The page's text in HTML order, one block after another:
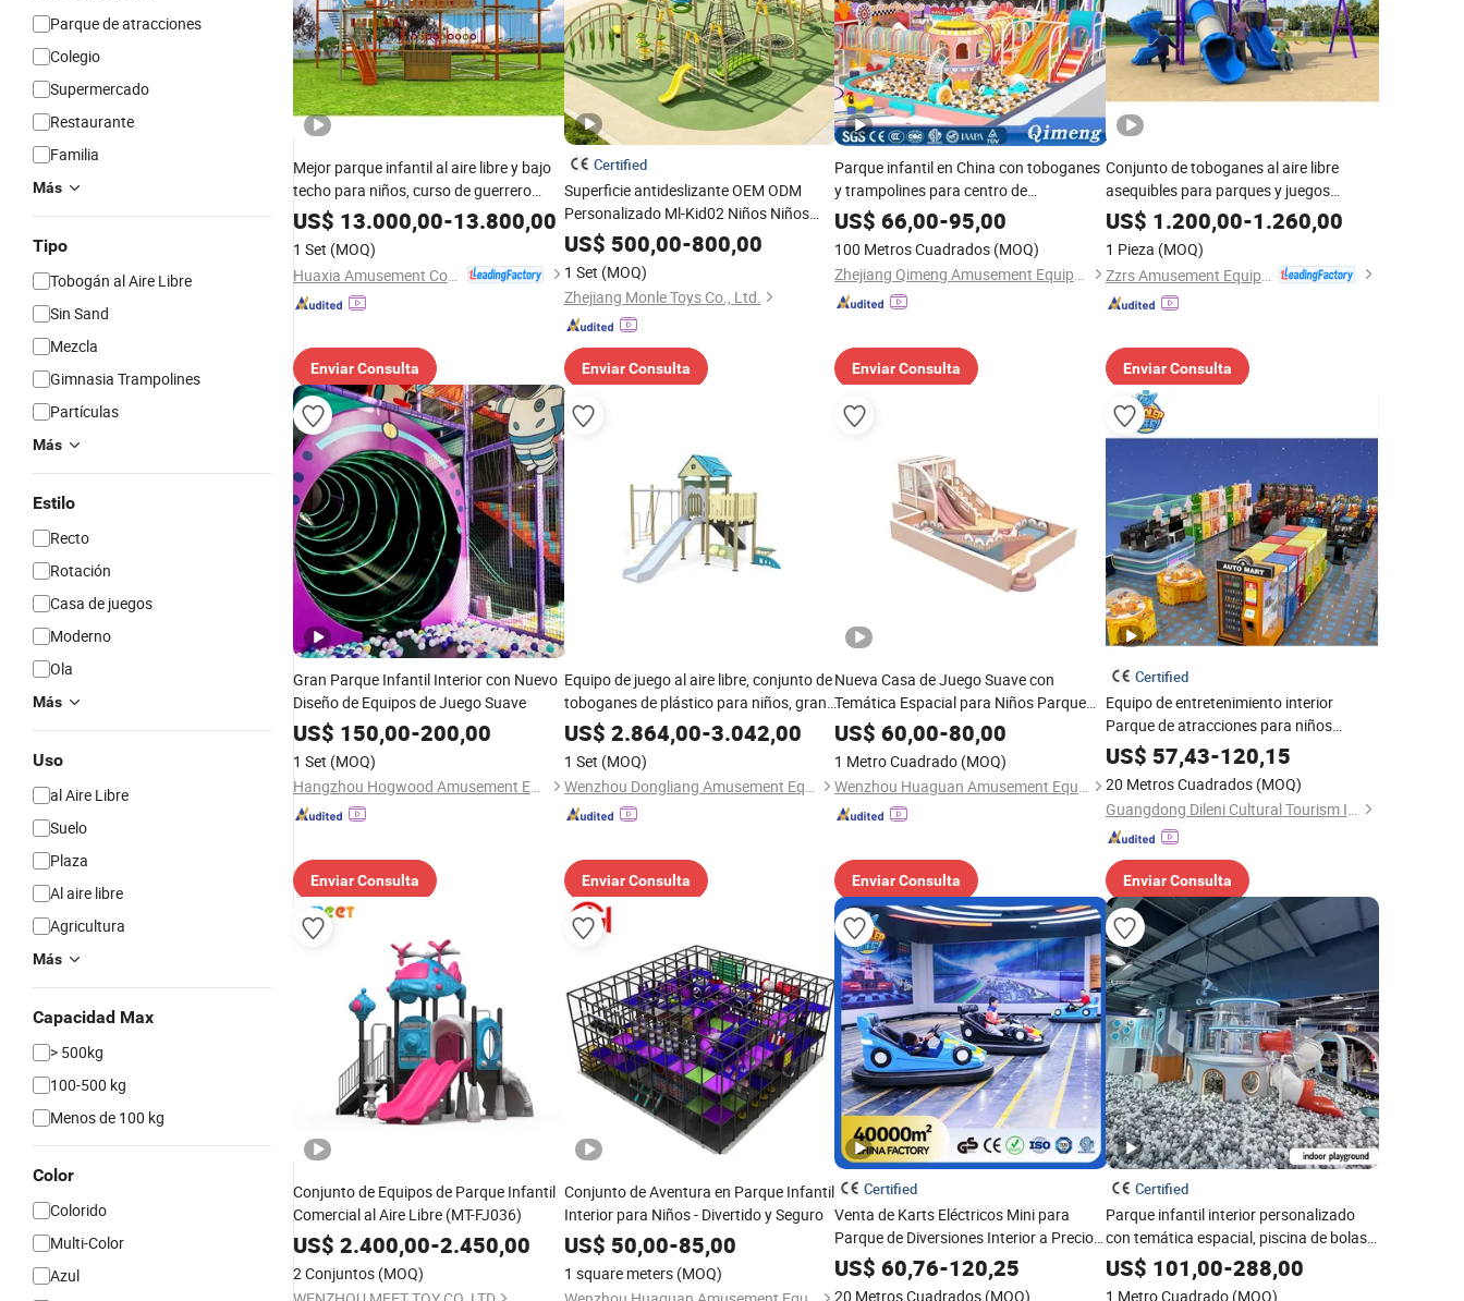
Parque de atracciones
Colegio
Supermercado
Restaurante
Familia
Más
Tipo
Tobogán al Aire Libre
Sin Sand
Mezcla
Gimnasia Trampolines
Partículas
Más
Estilo
Recto
Rotación
Casa de juegos
Moderno
Ola
Más
Uso
al Aire Libre
Suelo
Plaza
Al aire libre
Agricultura
Más
Capacidad Max
> 500kg
100-500 kg
Menos de 100 kg
Color
Colorido
Multi-Color
Azul
Mejor parque infantil al aire libre y bajo
techo para niños, curso de guerrero
ninja con cuerdas
US$ 13.000,00-13.800,00
1 Set (MOQ)
Enviar Consulta
Certified
Superficie antideslizante OEM ODM
Personalizado Ml-Kid02 Niños Niños
Plástico Exterior Niños HPL Equipo de
juego para niños
US$ 500,00-800,00
1 Set (MOQ)
Zhejiang Monle Toys Co., Ltd.
Enviar Consulta
Parque infantil en China con toboganes
y trampolines para centro de
entretenimiento
US$ 66,00-95,00
100 Metros Cuadrados (MOQ)
Zhejiang Qimeng Amusement Equipment Co., Ltd.
Enviar Consulta
Conjunto de toboganes al aire libre
asequibles para parques y juegos
infantiles
US$ 1.200,00-1.260,00
1 Pieza (MOQ)
Enviar Consulta
Gran Parque Infantil Interior con Nuevo
Diseño de Equipos de Juego Suave
US$ 150,00-200,00
1 Set (MOQ)
Hangzhou Hogwood Amusement Equipment Co., Ltd.
Enviar Consulta
Equipo de juego al aire libre, conjunto de
toboganes de plástico para niños, gran
juguete de tablero de PE para niños
US$ 2.864,00-3.042,00
1 Set (MOQ)
Wenzhou Dongliang Amusement Equipment Co., Ltd
Enviar Consulta
Nueva Casa de Juego Suave con
Temática Espacial para Niños Parque
Infantil Comercial para Niños y Niñas
Pequeños
US$ 60,00-80,00
1 Metro Cuadrado (MOQ)
Wenzhou Huaguan Amusement Equipment Co., Ltd.
Enviar Consulta
Certified
Equipo de entretenimiento interior
Parque de atracciones para niños
Parque infantil atractivo Tobogán LED
Parque modular para niños con
tobogán
US$ 57,43-120,15
20 Metros Cuadrados (MOQ)
Guangdong Dileni Cultural Tourism Industry Development Co., Ltd.
Enviar Consulta
Conjunto de Equipos de Parque Infantil
Comercial al Aire Libre (MT-FJ036)
US$ 2.400,00-2.450,00
2 Conjuntos (MOQ)
Conjunto de Aventura en Parque Infantil
Interior para Niños - Divertido y Seguro
US$ 50,00-85,00
1 square meters (MOQ)
Certified
Venta de Karts Eléctricos Mini para
Parque de Diversiones Interior a Precio
Mayorista Confiable
US$ 60,76-120,25
20 Metros Cuadrados (MOQ)
Certified
Parque infantil interior personalizado
con temática espacial, piscina de bolas
inmersiva y suave, con certificación CE
US$ 101,00-288,00
1 Metro Cuadrado (MOQ)